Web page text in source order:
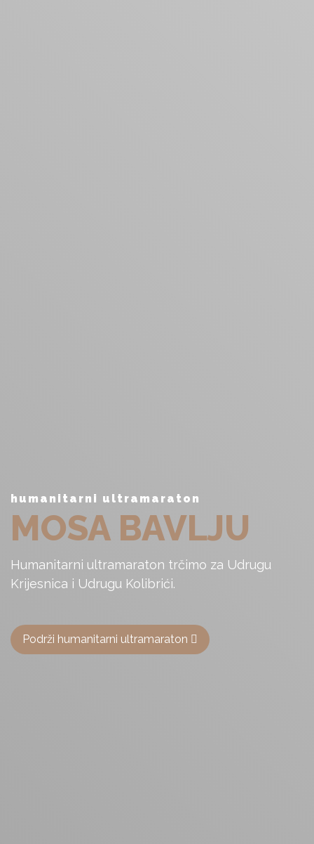
humanitarni ultramaraton
MOSA BAVLJU
Humanitarni ultramaraton trčimo za Udrugu
Krijesnica i Udrugu Kolibrići.
Podrži humanitarni ultramaraton